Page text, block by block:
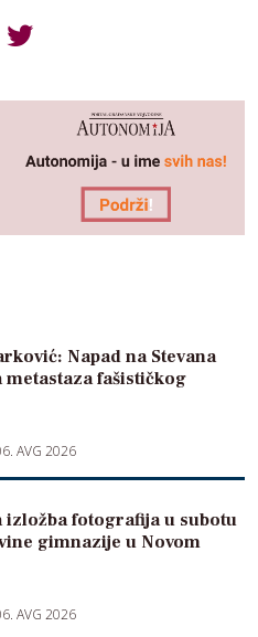
Napad na Stevana
metastaza fašističkog
AVG 2026
izložba fotografija u subotu
gimnazije u Novom
AVG 2026